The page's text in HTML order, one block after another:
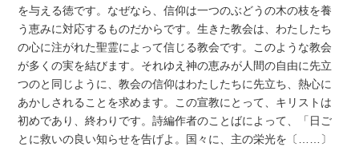
を与える徳です。なぜなら、信仰は一つのぶどうの木の枝を養
う恵みに対応するものだからです。生きた教会は、わたしたち
の心に注がれた聖霊によって信じる教会です。このような教会
が多くの実を結びます。それゆえ神の恵みが人間の自由に先立
つのと同じように、教会の信仰はわたしたちに先立ち、熱心に
あかしされることを求めます。この宣教にとって、キリストは
初めであり、終わりです。詩編作者のことばによって、「日ご
とに救いの良い知らせを告げよ。国々に、主の栄光を〔……〕